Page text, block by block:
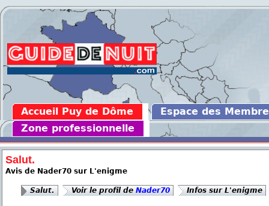
Accueil Puy de Dôme
Espace des Membre
Zone professionnelle
Salut.
Avis de Nader70 sur L'enigme
Salut. Voir le profil de Nader70 Infos sur L'enigme